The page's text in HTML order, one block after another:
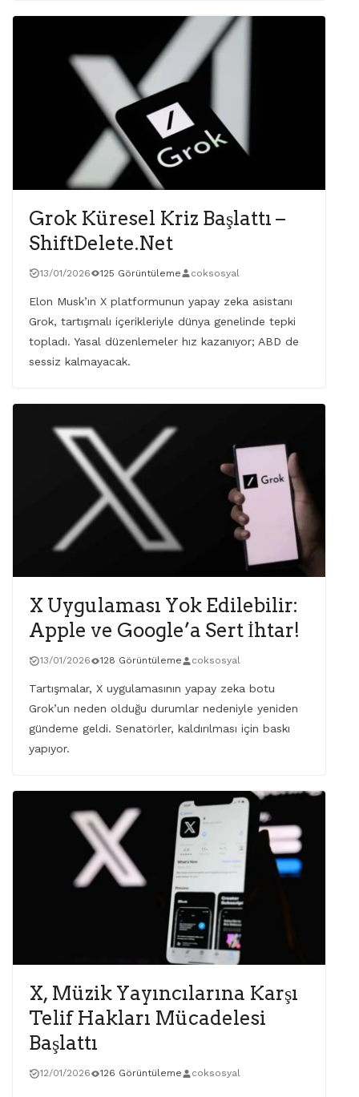
Grok Küresel Kriz Başlattı –
ShiftDelete.Net
13/01/2026 125 Görüntüleme coksosyal
Elon Musk’ın X platformunun yapay zeka asistanı
Grok, tartışmalı içerikleriyle dünya genelinde tepki
topladı. Yasal düzenlemeler hız kazanıyor; ABD de
sessiz kalmayacak.
X Uygulaması Yok Edilebilir:
Apple ve Google’a Sert İhtar!
13/01/2026 128 Görüntüleme coksosyal
Tartışmalar, X uygulamasının yapay zeka botu
Grok’un neden olduğu durumlar nedeniyle yeniden
gündeme geldi. Senatörler, kaldırılması için baskı
yapıyor.
X, Müzik Yayıncılarına Karşı
Telif Hakları Mücadelesi
Başlattı
12/01/2026 126 Görüntüleme coksosyal